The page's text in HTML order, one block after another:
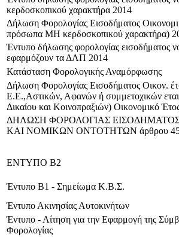
κερδοσκοπικού χαρακτήρα 2014
Δήλωση Φορολογίας Εισοδήματος
πρόσωπα ΜΗ κερδοσκοπικού χαρακτήρα)
Έντυπο δήλωσης φορολογίας εισοδήματος
εφαρμόζουν τα ΔΛΠ 2014
Κατάσταση Φορολογικής Αναμόρφωσης
Δήλωση Φορολογίας Εισοδήματος Οικον.
Ε.Ε.,Αστικών, Αφανών ή συμμετοχικών
Δικαίου και Κοινοπραξιών) Οικονομικό
ΔΗΛΩΣΗ ΦΟΡΟΛΟΓΙΑΣ
ΚΑΙ ΝΟΜΙΚΩΝ ΟΝΤΟΤΗΤΩΝ άρθρου 45
ΕΝΤΥΠΟ B2
Έντυπο Β1 - Σημείωμα Κ.Β.Σ.
Έντυπο Ακινησίας Αυτοκινήτων
Έντυπο - Αίτηση για την Εφαρμογή της
Φορολογίας